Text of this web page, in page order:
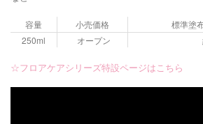
容量 小売価格
標準塗
250ml
オープン
☆フロアケアシリーズ特設ページはこちら